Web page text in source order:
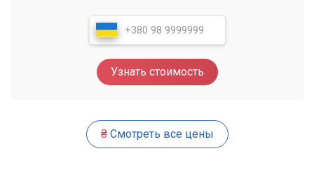
Узнать стоимость
₴Смотреть все цены